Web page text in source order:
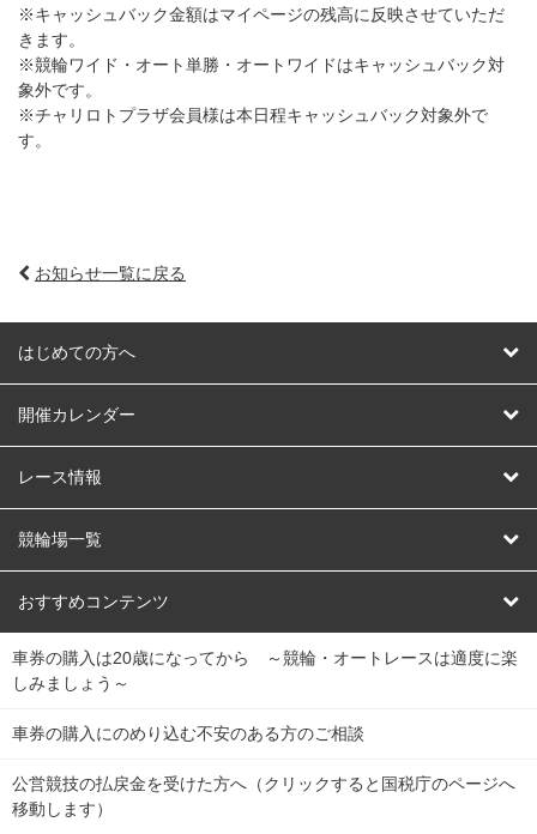
※キャッシュバック金額はマイページの残高に反映させていただ
きます。
※競輪ワイド・オート単勝・オートワイドはキャッシュバック対
象外です。
※チャリロトプラザ会員様は本日程キャッシュバック対象外で
す。
お知らせ一覧に戻る
はじめての方へ
はじめての方へ
開催カレンダー
競輪
オートレース
競輪くじ
Dokanto!
チャリロトプラザ
レース情報
レース予想
レース結果
キャリーオーバー一覧
競輪場一覧
北日本 函館競輪場
関
東
弥彦競輪場 前橋競輪場 取手競輪場 宇都宮競輪場
関
東
小田原競輪場
おすすめコンテンツ
競輪選手情報
Perfecta Navi
netkeirin
車券の購入は20歳になってから ～競輪・オートレースは適度に楽
しみましょう～
車券の購入にのめり込む不安のある方のご相談
公営競技の払戻金を受けた方へ（クリックすると国税庁のページへ
移動します）